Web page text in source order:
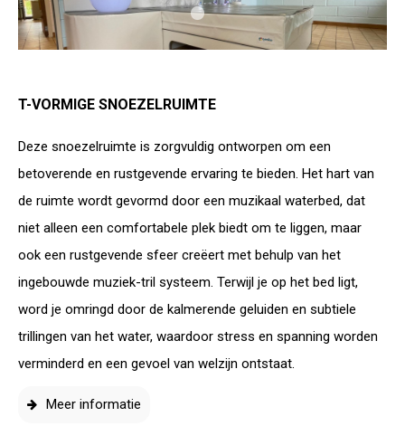
T-VORMIGE SNOEZELRUIMTE
Deze snoezelruimte is zorgvuldig ontworpen om een
betoverende en rustgevende ervaring te bieden. Het hart van
de ruimte wordt gevormd door een muzikaal waterbed, dat
niet alleen een comfortabele plek biedt om te liggen, maar
ook een rustgevende sfeer creëert met behulp van het
ingebouwde muziek-tril systeem. Terwijl je op het bed ligt,
word je omringd door de kalmerende geluiden en subtiele
trillingen van het water, waardoor stress en spanning worden
verminderd en een gevoel van welzijn ontstaat.
Meer informatie